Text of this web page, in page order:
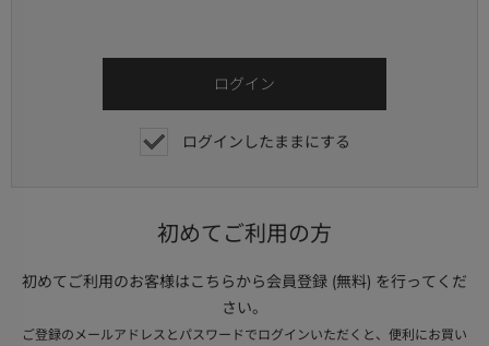
ログインしたままにする
初めてご利用の方
初めてご利用のお客様はこちらから会員登録 (無料) を行ってくだ
さい。
ご登録のメールアドレスとパスワードでログインいただくと、便利にお買い